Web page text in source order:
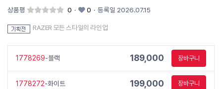
상품평 0 · 0 · 등록일 2026.07.15
RAZER 모든 스타일의 라인업
1778269-블랙 189,000 장바구니
1778272-화이트 199,000 장바구니